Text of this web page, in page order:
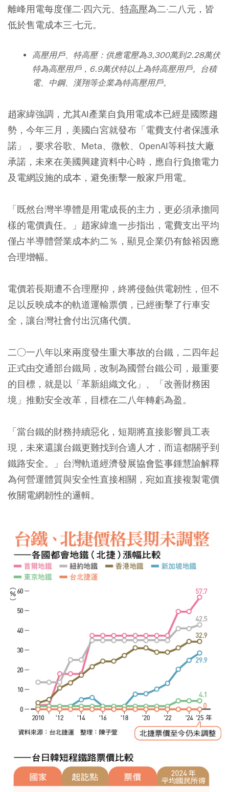
離峰用電每度僅二·四六元、 特高壓為二·二八元，皆
低於售電成本三·七元。
高壓用戶、特高壓：供應電壓為3,300萬到2.28萬伏
特為高壓用戶，6.9萬伏特以上為特高壓用戶。台積
電、中鋼、漢翔等企業為特高壓用戶。
趙家緯強調，尤其AI產業自負用電成本已經是國際趨
勢，今年三月，美國白宮就發布「電費支付者保護承
諾」，要求谷歌、Meta、微軟、OpenAI等科技大廠
承諾，未來在美國興建資料中心時，應自行負擔電力
及電網設施的成本，避免衝擊一般家戶用電。
「既然台灣半導體是用電成長的主力，更必須承擔同
樣的電價責任。」趙家緯進一步指出，電費支出平均
僅占半導體營業成本約二％，顯見企業仍有餘裕因應
合理增幅。
電價若長期遭不合理壓抑，終將侵蝕供電韌性，但不
足以反映成本的軌道運輸票價，已經衝擊了行車安
全，讓台灣社會付出沉痛代價。
二○一八年以來兩度發生重大事故的台鐵，二四年起
正式由交通部台鐵局，改制為國營台鐵公司，最重要
的目標，就是以「革新組織文化」、「改善財務困
境」推動安全改革，目標在二八年轉虧為盈。
「當台鐵的財務持續惡化，短期將直接影響員工表
現，未來還讓台鐵更難找到合適人才，而這都關乎到
鐵路安全。」台灣軌道經濟發展協會監事鍾慧諭解釋
為何營運體質與安全性直接相關，宛如直接複製電價
攸關電網韌性的邏輯。